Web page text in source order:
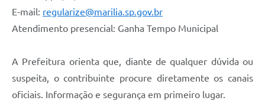
E-mail: regularize@marilia.sp.gov.br
Atendimento presencial: Ganha Tempo Municipal
A Prefeitura orienta que, diante de qualquer dúvida ou
suspeita, o contribuinte procure diretamente os canais
oficiais. Informação e segurança em primeiro lugar.